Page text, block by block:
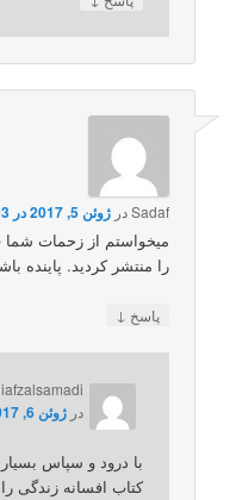
Sadafدرژوئن 5, 2017 در 9:03 ق.ظ
میخواستم از زحمات شما
را منتشر کردید. پاینده
پاسخ ↓
درژوئن 6, 2017 در 5:44 ب.ظ
با درود و سپاس
کتاب افسانه زندگی